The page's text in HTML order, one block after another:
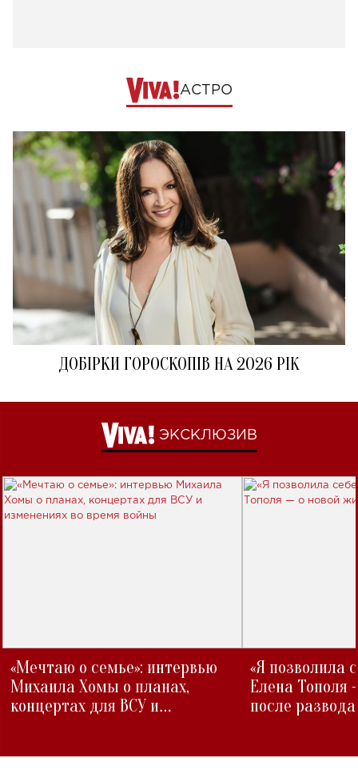
АСТРО
ДОБІРКИ ГОРОСКОПІВ НА 2026 РІК
ЭКСКЛЮЗИВ
«Мечтаю о семье»: интервью
Михаила Хомы о планах,
концертах для ВСУ и
«Я позволила
Елена Тополя
после развода